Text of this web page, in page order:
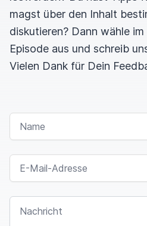
magst über den Inhalt
diskutieren? Dann wähle
Episode aus und schreib
Vielen Dank für Dein
NAME
E-MAIL-ADRESSE
NACHRICHT